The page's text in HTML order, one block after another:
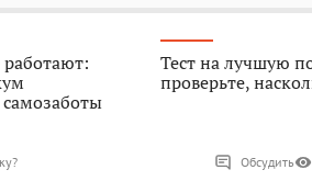
Тест на лучшую
проверьте,
Обсудить